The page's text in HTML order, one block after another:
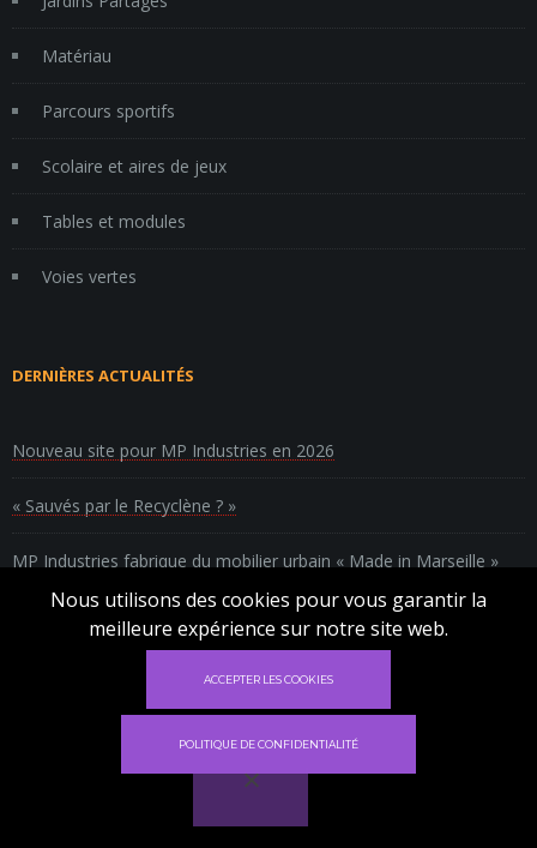
Ce site utilise des cookies pour vous garantir
la meilleure expérience sur notre site.
déclin Acceptez
✕
Matériau
Parcours sportifs
Scolaire et aires de jeux
Tables et modules
Voies vertes
DERNIÈRES ACTUALITÉS
Nouveau site pour MP Industries en 2026
« Sauvés par le Recyclène ? »
MP Industries fabrique du mobilier urbain « Made in Marseille »
Recycler le polyéthylène en mobilier urbain
Nous utilisons des cookies pour vous garantir la
meilleure expérience sur notre site web.
ACCEPTER LES COOKIES
POLITIQUE DE CONFIDENTIALITÉ